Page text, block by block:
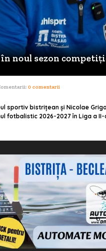
noul sezon
0 comentarii
sportiv bistrițean și Nicolae
fotbalistic 2026-2027 în Liga a